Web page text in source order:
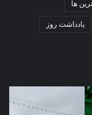
ها
یادداشت روز